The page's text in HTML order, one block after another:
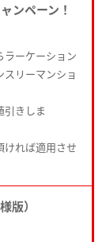
ンペーン！
ラーケーション
リーマンショ
引きしま
ければ適用させ
版）